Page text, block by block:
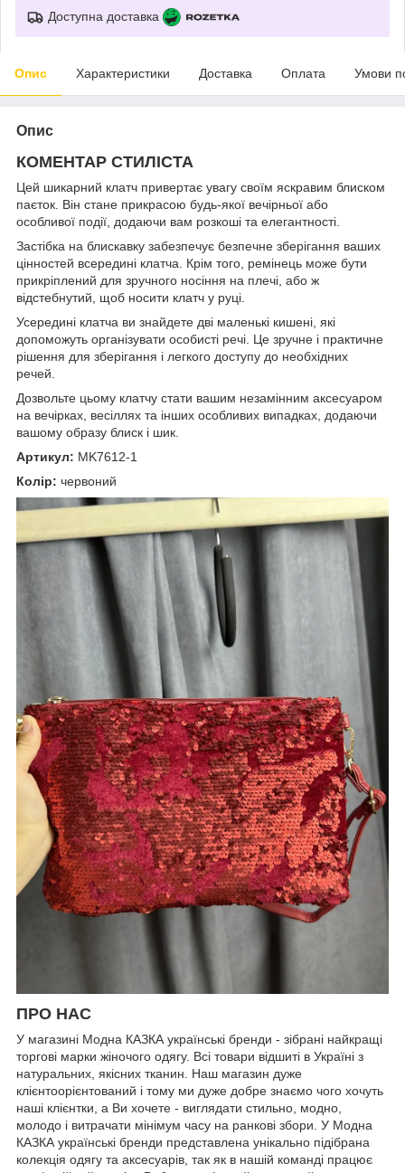
Доступна доставка
Опис Характеристики Доставка Оплата Умови
Опис
КОМЕНТАР СТИЛІСТА
Цей шикарний клатч привертає увагу своїм яскравим блиском
паєток. Він стане прикрасою будь-якої вечірньої або
особливої події, додаючи вам розкоші та елегантності.
Застібка на блискавку забезпечує безпечне зберігання ваших
цінностей всередині клатча. Крім того, ремінець може бути
прикріплений для зручного носіння на плечі, або ж
відстебнутий, щоб носити клатч у руці.
Усередині клатча ви знайдете дві маленькі кишені, які
допоможуть організувати особисті речі. Це зручне і практичне
рішення для зберігання і легкого доступу до необхідних
речей.
Дозвольте цьому клатчу стати вашим незамінним аксесуаром
на вечірках, весіллях та інших особливих випадках, додаючи
вашому образу блиск і шик.
Артикул: MK7612-1
Колір: червоний
ПРО НАС
У магазині Модна КАЗКА українські бренди - зібрані найкращі
торгові марки жіночого одягу. Всі товари відшиті в Україні з
натуральних, якісних тканин. Наш магазин дуже
клієнтоорієнтований і тому ми дуже добре знаємо чого хочуть
наші клієнтки, а Ви хочете - виглядати стильно, модно,
молодо і витрачати мінімум часу на ранкові збори. У Модна
КАЗКА українські бренди представлена унікально підібрана
колекція одягу та аксесуарів, так як в нашій команді працює